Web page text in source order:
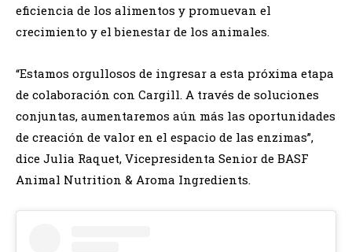
eficiencia de los alimentos y promuevan el
crecimiento y el bienestar de los animales.
“Estamos orgullosos de ingresar a esta próxima etapa
de colaboración con Cargill. A través de soluciones
conjuntas, aumentaremos aún más las oportunidades
de creación de valor en el espacio de las enzimas”,
dice Julia Raquet, Vicepresidenta Senior de BASF
Animal Nutrition & Aroma Ingredients.